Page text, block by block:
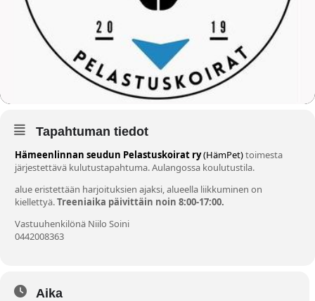
Tapahtuman tiedot
Hämeenlinnan seudun Pelastuskoirat ry(HämPet)toimesta
järjestettävä kulutustapahtuma. Aulangossa koulutustila.
alue eristettään harjoituksien ajaksi, alueella liikkuminen on
kiellettyä.Treeniaika päivittäin noin 8:00-17:00.
Vastuuhenkilönä Niilo Soini
0442008363
Aika